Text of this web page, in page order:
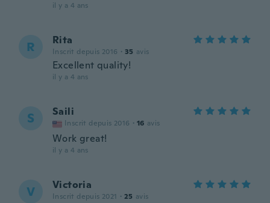
il y a 4 ans
R Rita
Inscrit depuis 2016 · 35 avis
Excellent quality!
il y a 4 ans
S Saili
Inscrit depuis 2016 · 16 avis
Work great!
il y a 4 ans
V Victoria
Inscrit depuis 2021 · 25 avis